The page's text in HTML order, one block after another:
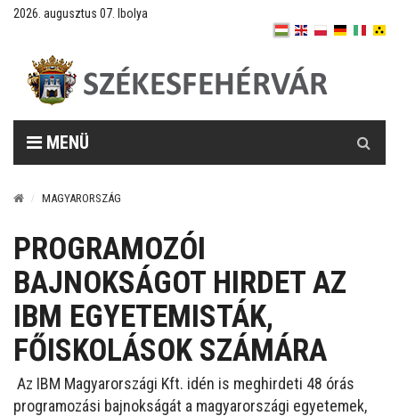
2026. augusztus 07. Ibolya
MENÜ
MAGYARORSZÁG
PROGRAMOZÓI
BAJNOKSÁGOT HIRDET AZ
IBM EGYETEMISTÁK,
FŐISKOLÁSOK SZÁMÁRA
Az IBM Magyarországi Kft. idén is meghirdeti 48 órás
programozási bajnokságát a magyarországi egyetemek,